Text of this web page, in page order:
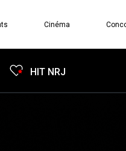
Cinéma
HIT NRJ